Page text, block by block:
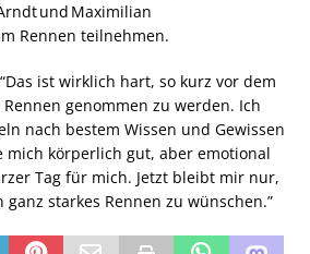
und Maximilian
Rennen teilnehmen.
ist wirklich hart, so kurz vor dem
genommen zu werden. Ich
nach bestem Wissen und Gewissen
mich körperlich gut, aber emotional
Tag für mich. Jetzt bleibt mir nur,
ganz starkes Rennen zu wünschen.”